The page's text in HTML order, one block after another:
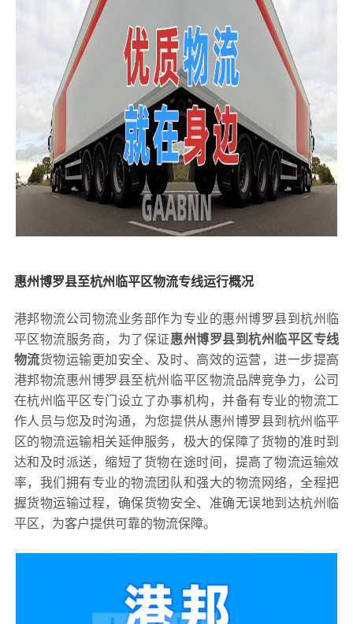
惠州博罗县至杭州临平区物流专线运行概况
港邦物流公司物流业务部作为专业的惠州博罗县到杭州临
平区物流服务商，为了保证惠州博罗县到杭州临平区专线
物流货物运输更加安全、及时、高效的运营，进一步提高
港邦物流惠州博罗县至杭州临平区物流品牌竞争力，公司
在杭州临平区专门设立了办事机构，并备有专业的物流工
作人员与您及时沟通，为您提供从惠州博罗县到杭州临平
区的物流运输相关延伸服务，极大的保障了货物的准时到
达和及时派送，缩短了货物在途时间，提高了物流运输效
率，我们拥有专业的物流团队和强大的物流网络，全程把
握货物运输过程，确保货物安全、准确无误地到达杭州临
平区，为客户提供可靠的物流保障。